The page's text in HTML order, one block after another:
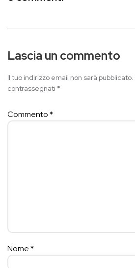
Lascia un commento
Il tuo indirizzo email non sarà pubblicato.
contrassegnati *
Commento*
Nome*